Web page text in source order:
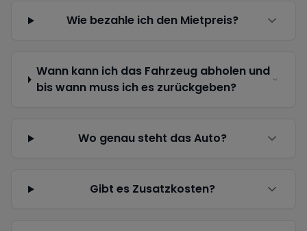
Wie bezahle ich den Mietpreis?
Wann kann ich das Fahrzeug abholen und
bis wann muss ich es zurückgeben?
Wo genau steht das Auto?
Gibt es Zusatzkosten?